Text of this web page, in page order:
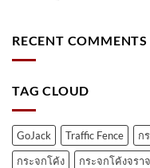
RECENT COMMENTS
TAG CLOUD
GoJack Traffic Fence ก
กระจกโค้ง
กระจกโค้งจรา